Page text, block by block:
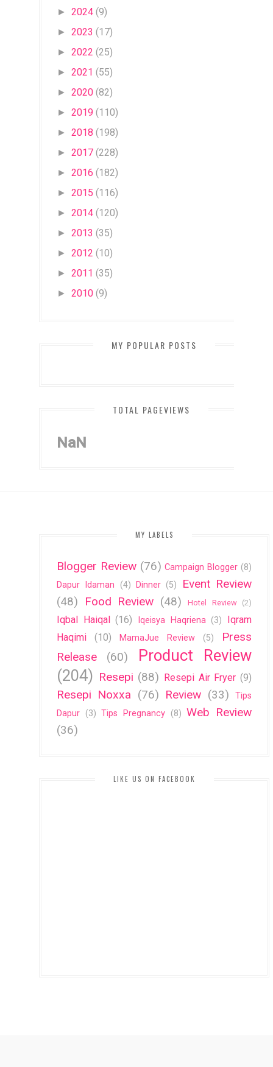
► 2024 (9)
► 2023 (17)
► 2022 (25)
► 2021 (55)
► 2020 (82)
► 2019 (110)
► 2018 (198)
► 2017 (228)
► 2016 (182)
► 2015 (116)
► 2014 (120)
► 2013 (35)
► 2012 (10)
► 2011 (35)
► 2010 (9)
MY POPULAR POSTS
TOTAL PAGEVIEWS
NaN
MY LABELS
Blogger Review (76) Campaign Blogger (8)
Dapur Idaman
(4) Dinner (5)
Event Review
(48)
Food Review (48) Hotel Review (2)
Iqbal Haiqal (16) Iqeisya Haqriena (3)
Iqram
Haqimi
(10) MamaJue Review (5)
Press
Release
(60)
Product Review
(204) Resepi (88) Resepi Air Fryer (9)
Resepi Noxxa (76) Review (33)
Tips
Dapur (3) Tips Pregnancy (8) Web Review
(36)
LIKE US ON FACEBOOK